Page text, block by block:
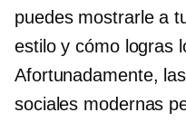
puedes mostrarle a
estilo y cómo logras
Afortunadamente,
sociales modernas